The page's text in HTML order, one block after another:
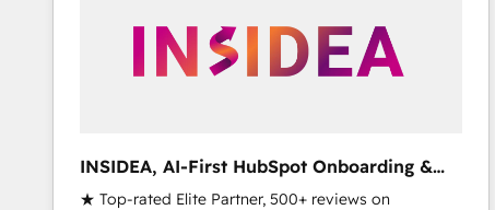
INSIDEA, AI-First HubSpot Onboarding &
RevOps
★ Top-rated Elite Partner, 500+ reviews on